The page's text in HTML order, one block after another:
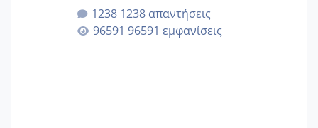
κλείσω ραντεβού για την αυχενική είναι
καμιά άλλη κοπέλα να γεννάει Μάιο ;;
1238 απαντήσεις
96591 εμφανίσεις